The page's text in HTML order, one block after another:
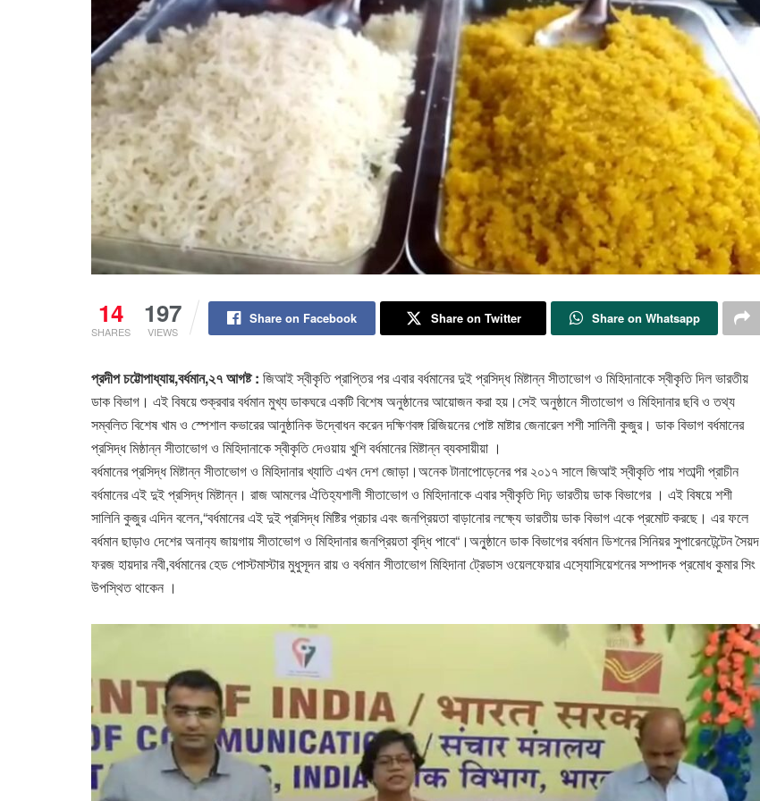
14
SHARES
197
VIEWS
Share on Facebook Share on Twitter Share on Whatsapp
প্রদীপ চট্টোপাধ্যায়,বর্ধমান,২৭ আগষ্ট : জিআই স্বীকৃতি প্রাপ্তির পর এবার বর্ধমানের দুই প্রসিদ্ধ মিষ্টান্ন সীতাভোগ ও মিহিদানাকে স্বীকৃতি দিল ভারতীয়
ডাক বিভাগ। এই বিষয়ে শুক্রবার বর্ধমান মুখ্য ডাকঘরে একটি বিশেষ অনুষ্ঠানের আয়োজন করা হয়।সেই অনুষ্ঠানে সীতাভোগ ও মিহিদানার ছবি ও তথ্য
সম্বলিত বিশেষ খাম ও স্পেশাল কভারের আনুষ্ঠানিক উদ্বোধন করেন দক্ষিণবঙ্গ রিজিয়নের পোষ্ট মাষ্টার জেনারেল শশী সালিনী কুজুর। ডাক বিভাগ বর্ধমানের
প্রসিদ্ধ মিষ্ঠান্ন সীতাভোগ ও মিহিদানাকে স্বীকৃতি দেওয়ায় খুশি বর্ধমানের মিষ্টান্ন ব্যবসায়ীয়া ।
বর্ধমানের প্রসিদ্ধ মিষ্টান্ন সীতাভোগ ও মিহিদানার খ্যাতি এখন দেশ জোড়া।অনেক টানাপোড়েনের পর ২০১৭ সালে জিআই স্বীকৃতি পায় শতাব্দী প্রাচীন
বর্ধমানের এই দুই প্রসিদ্ধ মিষ্টান্ন। রাজ আমলের ঐতিহ্যশালী সীতাভোগ ও মিহিদানাকে এবার স্বীকৃতি দিঢ় ভারতীয় ডাক বিভাগের । এই বিষয়ে শশী
সালিনি কুজুর এদিন বলেন,“বর্ধমানের এই দুই প্রসিদ্ধ মিষ্টির প্রচার এবং জনপ্রিয়তা বাড়ানোর লক্ষ‍্যে ভারতীয় ডাক বিভাগ একে প্রমোট করছে। এর ফলে
বর্ধমান ছাড়াও দেশের অনান‍্য জায়গায় সীতাভোগ ও মিহিদানার জনপ্রিয়তা বৃদ্ধি পাবে“।অনু্ষ্ঠানে ডাক বিভাগের বর্ধমান ডিশনের সিনিয়র সুপারেনটেন্টেন সৈয়দ
ফরজ হায়দার নবী,বর্ধমানের হেড পোস্টমাস্টার মুধুসূদন রায় ও বর্ধমান সীতাভোগ মিহিদানা ট্রেডাস ওয়েলফেয়ার এস‍্যোসিয়েশনের সম্পাদক প্রমোধ কুমার সিং
উপস্থিত থাকেন ।